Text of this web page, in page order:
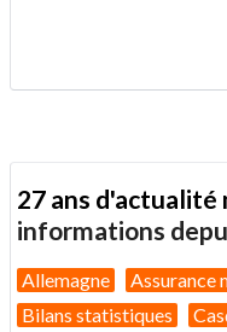
27 ans d'actualité
informations
Allemagne Assurance
Bilans statistiques